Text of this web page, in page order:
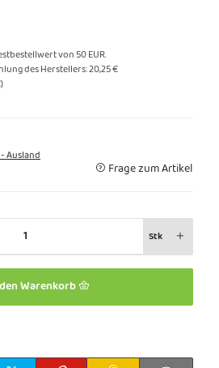
von 50 EUR.
des Herstellers:20,25 €
)
- Ausland
Frage zum Artikel
Stk
Warenkorb